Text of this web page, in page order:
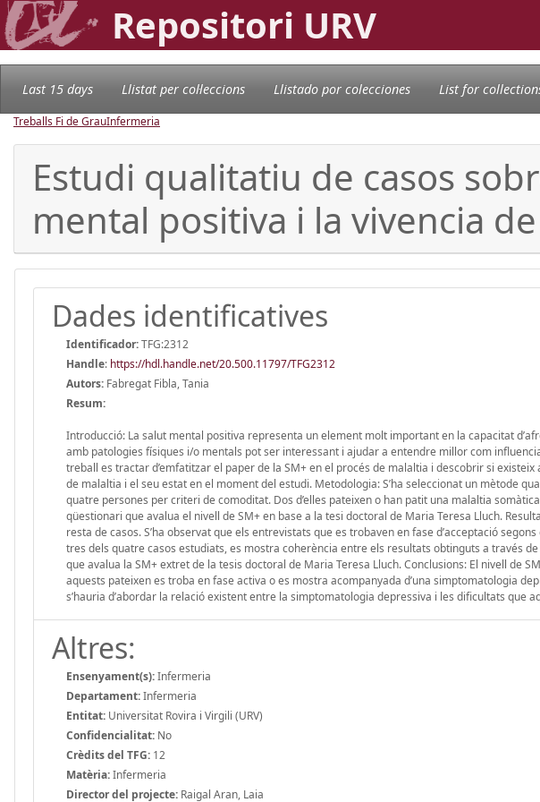
Repositori URV
Last 15 days Llistat per col·leccions Llistado por colecciones List for
Treballs Fi de GrauInfermeria
Estudi qualitatiu de casos
mental positiva i la vivencia
Dades identificatives
Identificador:TFG:2312
Handle: https://hdl.handle.net/20.500.11797/TFG2312
Autors: Fabregat Fibla, Tania
Resum:
Introducció: La salut mental positiva representa un element molt important en la capacitat
amb patologies físiques i/o mentals pot ser interessant i ajudar a entendre millor com
treball es tractar d’emfatitzar el paper de la SM+ en el procés de malaltia i descobrir si
de malaltia i el seu estat en el moment del estudi. Metodologia: S’ha seleccionat un mètode
quatre persones per criteri de comoditat. Dos d’elles pateixen o han patit una malaltia
qüestionari que avalua el nivell de SM+ en base a la tesi doctoral de Maria Teresa Lluch.
resta de casos. S’ha observat que els entrevistats que es trobaven en fase d’acceptació
tres dels quatre casos estudiats, es mostra coherència entre els resultats obtinguts a través
que avalua la SM+ extret de la tesis doctoral de Maria Teresa Lluch. Conclusions: El nivell de
aquests pateixen es troba en fase activa o es mostra acompanyada d’una simptomatologia
s’hauria d’abordar la relació existent entre la simptomatologia depressiva i les dificultats que
Altres:
Ensenyament(s):Infermeria
Departament:Infermeria
Entitat: Universitat Rovira i Virgili (URV)
Confidencialitat: No
Crèdits del TFG: 12
Matèria:Infermeria
Director del projecte: Raigal Aran, Laia